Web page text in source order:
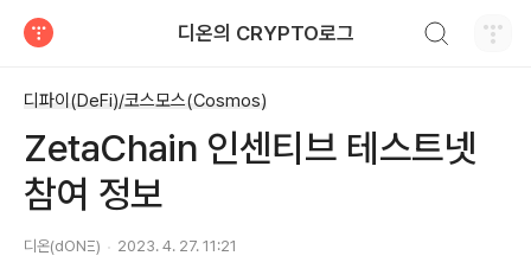
디온의 CRYPTO로그
디파이(DeFi)/코스모스(Cosmos)
ZetaChain 인센티브 테스트넷
참여 정보
디온(dONΞ) 2023. 4. 27. 11:21